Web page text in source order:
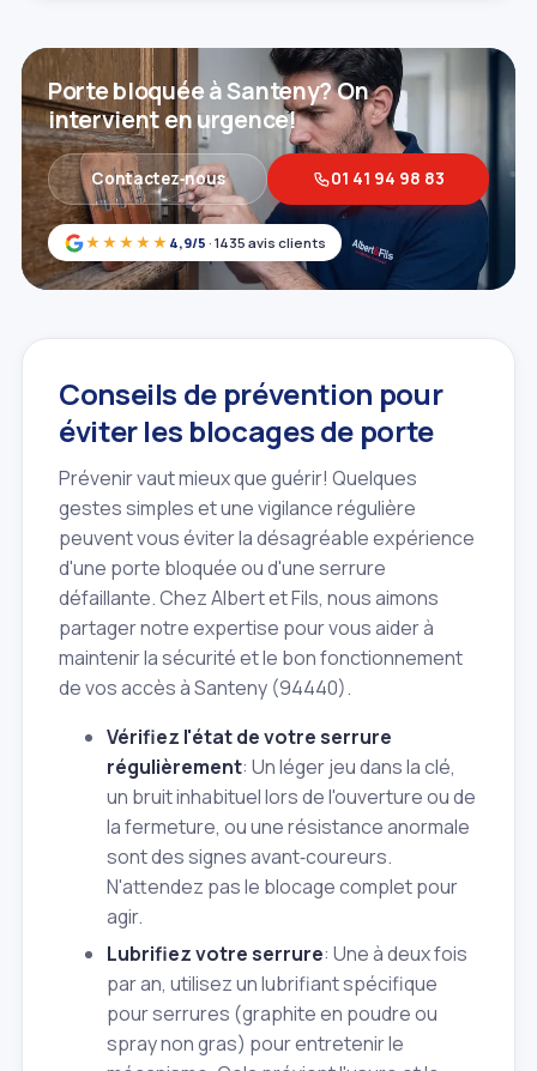
★★★★★ 4,9/5 · 1435 avis clients
Porte bloquée à Santeny? On
intervient en urgence!
Contactez‑nous 01 41 94 98 83
Conseils de prévention pour
éviter les blocages de porte
Prévenir vaut mieux que guérir! Quelques
gestes simples et une vigilance régulière
peuvent vous éviter la désagréable expérience
d'une porte bloquée ou d'une serrure
défaillante. Chez Albert et Fils, nous aimons
partager notre expertise pour vous aider à
maintenir la sécurité et le bon fonctionnement
de vos accès à Santeny (94440).
Vérifiez l'état de votre serrure
régulièrement: Un léger jeu dans la clé,
un bruit inhabituel lors de l'ouverture ou de
la fermeture, ou une résistance anormale
sont des signes avant‑coureurs.
N'attendez pas le blocage complet pour
agir.
Lubrifiez votre serrure: Une à deux fois
par an, utilisez un lubrifiant spécifique
pour serrures (graphite en poudre ou
spray non gras) pour entretenir le